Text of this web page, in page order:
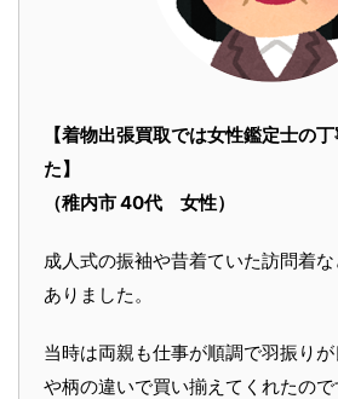
【着物出張買取では女性鑑定士の
た】
（稚内市 40代 女性）
成人式の振袖や昔着ていた訪問着
ありました。
当時は両親も仕事が順調で羽振り
や柄の違いで買い揃えてくれたので